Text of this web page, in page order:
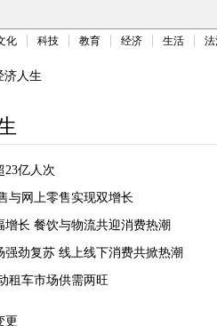
化 科技 教育 经济 生活
济人生
23亿人次
与网上零售实现双增长
长 餐饮与物流共迎消费热潮
强劲复苏 线上线下消费共掀热潮
租车市场供需两旺
更